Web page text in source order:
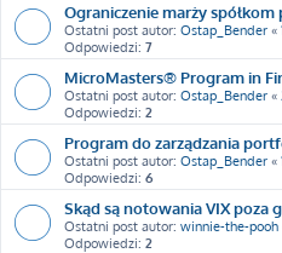
Ograniczenie marży
Ostatni post autor: Ostap_Bender «
Odpowiedzi: 7
MicroMasters® Program in
Ostatni post autor: Ostap_Bender «
Odpowiedzi: 2
Program do zarządzania
Ostatni post autor: Ostap_Bender «
Odpowiedzi: 6
Skąd są notowania VIX poza
Ostatni post autor: winnie-the-pooh
Odpowiedzi: 2